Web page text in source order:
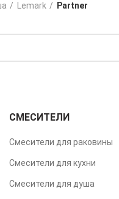
Lemark Partner
СМЕСИТЕЛИ
Смесители для раковины
Смесители для кухни
Смесители для душа